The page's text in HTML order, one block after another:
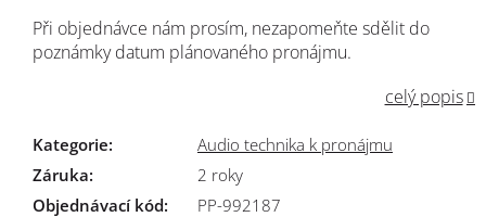
Při objednávce nám prosím, nezapomeňte sdělit do
poznámky datum plánovaného pronájmu.
celý popis
Kategorie:
Audio technika k pronájmu
Záruka:
2 roky
Objednávací kód:
PP-992187